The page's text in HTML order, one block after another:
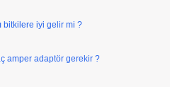
bitkilere iyi gelir mi ?
amper adaptör gerekir ?